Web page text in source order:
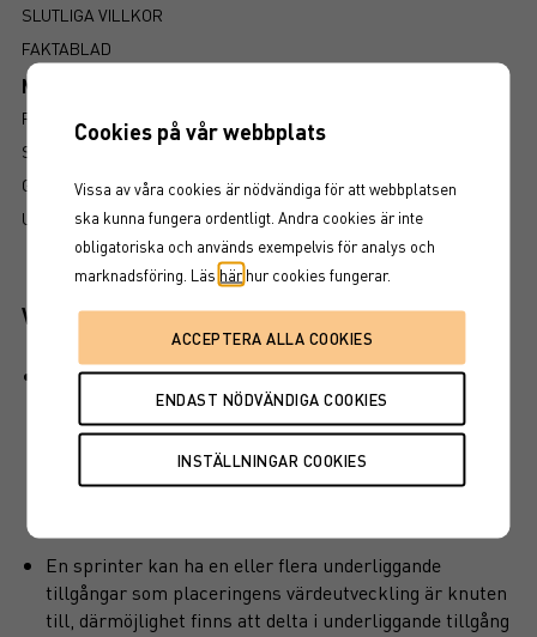
SLUTLIGA VILLKOR
FAKTABLAD
Mer information om produkten
RISK
SÅ LÄSER DU FAKTABLADET
GRUNDPROSPEKT
UTSKRIFT
Viktiga egenskaper
Produkten har inget kapitalskydd, dvs hela det
investerade kapitalet riskeras. Det finns även en
kreditrisk i placeringen som är beroende av att
emittenten inte hamnar på obestånd eller försätts i
konkurs vilket kan leda till att en investering helt eller
En sprinter kan ha en eller flera underliggande
tillgångar som placeringens värdeutveckling är knuten
till, därmöjlighet finns att delta i underliggande tillgång
Cookies på vår webbplats
Vissa av våra cookies är nödvändiga för att webbplatsen
ska kunna fungera ordentligt. Andra cookies är inte
obligatoriska och används exempelvis för analys och
marknadsföring. Läs här hur cookies fungerar.